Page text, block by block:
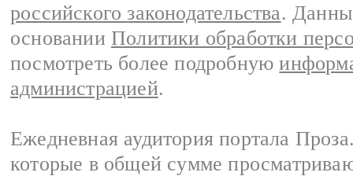
российского законодательства.
основании Политики обработки
посмотреть более подробную
администрацией.
Ежедневная аудитория портала
которые в общей сумме